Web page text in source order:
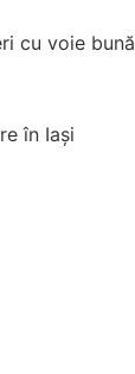
cu voie bună
în Iași